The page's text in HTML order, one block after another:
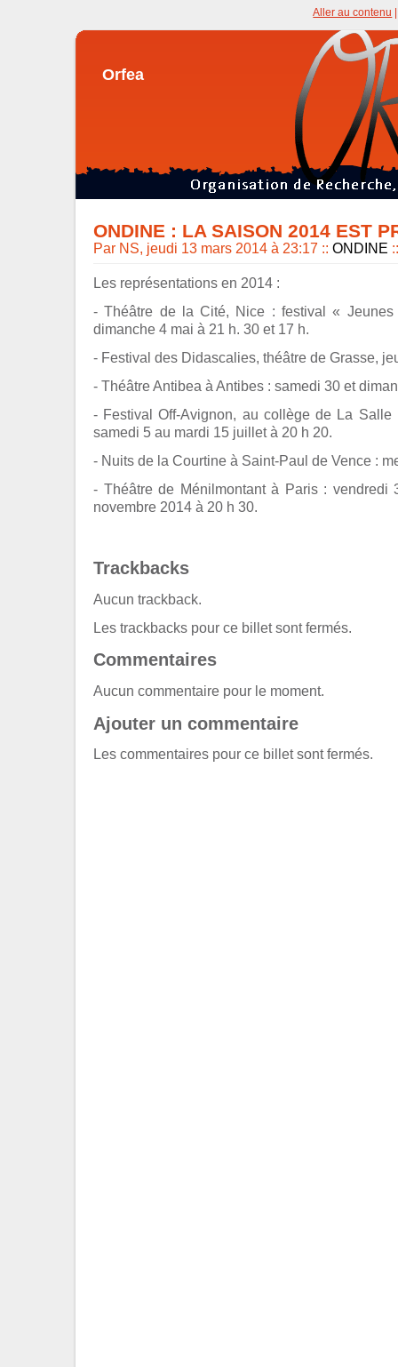
Orfea
Aller au contenu
ONDINE : LA SAISON 2014 EST
Par NS, jeudi 13 mars 2014 à 23:17 :: ONDINE ::
Les représentations en 2014 :
- Théâtre de la Cité, Nice : festival «
dimanche 4 mai à 21 h. 30 et 17 h.
- Festival des Didascalies, théâtre de Grasse,
- Théâtre Antibea à Antibes : samedi 30 et
- Festival Off-Avignon, au collège de La
samedi 5 au mardi 15 juillet à 20 h 20.
- Nuits de la Courtine à Saint-Paul de Vence :
- Théâtre de Ménilmontant à Paris : vendredi
novembre 2014 à 20 h 30.
Trackbacks
Aucun trackback.
Les trackbacks pour ce billet sont fermés.
Commentaires
Aucun commentaire pour le moment.
Ajouter un commentaire
Les commentaires pour ce billet sont fermés.